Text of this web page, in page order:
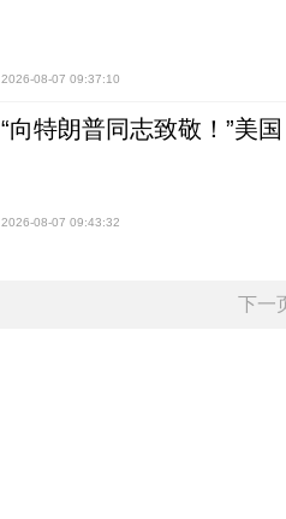
2026-08-07 09:37:10
“向特朗普同志致敬！”美
2026-08-07 09:43:32
下一